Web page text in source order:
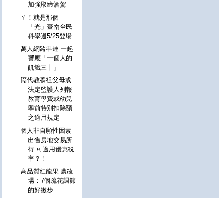
加強取締酒駕
ㄚ！就是那個
「光」臺南全民
科學週5/25登場
萬人網路串連 一起
響應「一個人的
飢餓三十」
隔代教養祖父母或
法定監護人列報
教育學費或幼兒
學前特別扣除額
之適用規定
個人非自願性因素
出售房地交易所
得 可適用優惠稅
率？！
高品質紅龍果 農改
場：7個疏花調節
的好撇步